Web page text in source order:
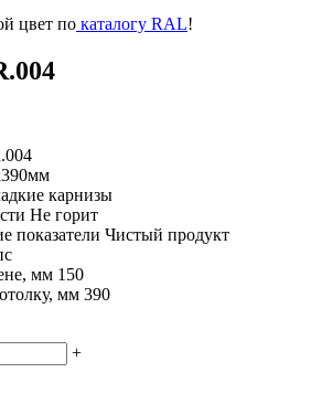
цвет по каталогу RAL!
карнизы
Не горит
показатели Чистый продукт
мм 150
мм 390
+